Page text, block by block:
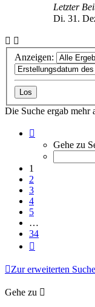
Letzter
Di. 31.
Anzeigen:
Die Suche ergab mehr
von
Gehe zu
1
2
3
4
5
…
34
Zur erweiterten Suche
Gehe zu